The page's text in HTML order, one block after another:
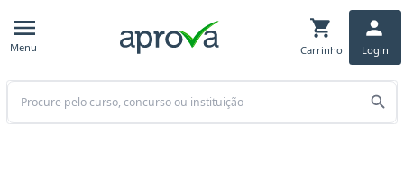
Menu Carrinho Login
Buscar